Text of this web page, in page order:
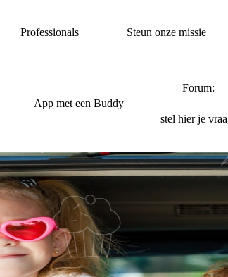
Professionals Steun onze missie
App met een Buddy
Forum:
stel hier je